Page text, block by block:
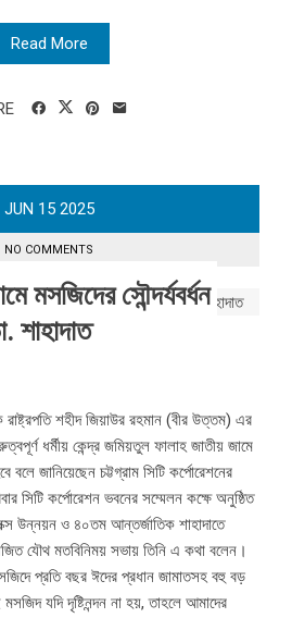
Read More
JUN 15 2025
NO COMMENTS
মসজিদের সৌন্দর্যবর্ধন
শাহাদাত
শহীদ জিয়াউর রহমান (বীর উত্তম) এর
ধর্মীয় কেন্দ্র জমিয়তুল ফালাহ জাতীয় জামে
বলে জানিয়েছেন চট্টগ্রাম সিটি কর্পোরেশনের
সিটি কর্পোরেশন ভবনের সম্মেলন কক্ষে অনুষ্ঠিত
উন্নয়ন ও ৪০তম আন্তর্জাতিক শাহাদাতে
যৌথ মতবিনিময় সভায় তিনি এ কথা বলেন।
প্রতি বছর ঈদের প্রধান জামাতসহ বহু বড়
যদি দৃষ্টিনন্দন না হয়, তাহলে আমাদের